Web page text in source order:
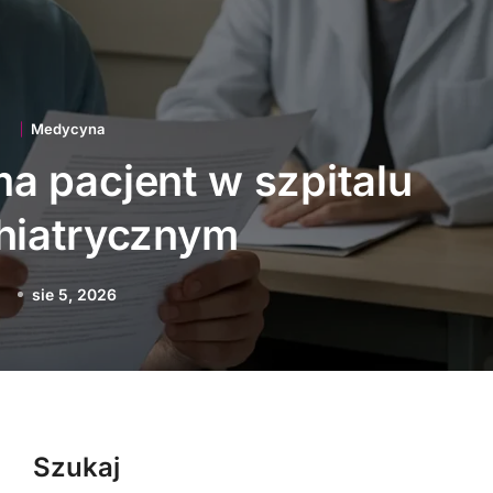
Medycyna
technologiczne
medycynę
sie 3, 2026
Szukaj